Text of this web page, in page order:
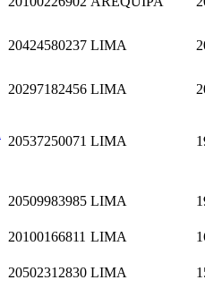
20424580237 LIMA
20297182456 LIMA
20537250071 LIMA
20509983985 LIMA
20100166811 LIMA
20502312830 LIMA